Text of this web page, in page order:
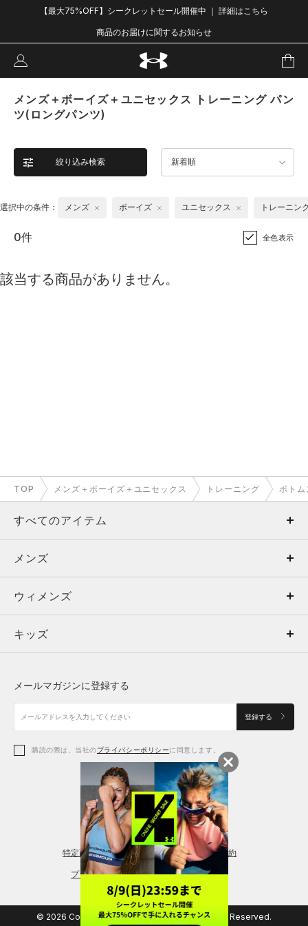
【最大75%OFF】シークレットセール開催中 ｜ 詳細はこちら
商品のお届けに関するお知らせ
メンズ＋ボーイズ＋ユニセックス トレーニング パン
ツ(ロングパンツ)
絞り込み検索 新着順
選択中の条件： メンズ ボーイズ ユニセックス トレーニン
0件 全色表示
該当する商品がありません。
TOP メンズ＋ボーイズ＋ユニセックス トレーニング ボトム
すべてのアイテム
メンズ
ウィメンズ
キッズ
アクセサリー
メンズ
トップス
ボトムス
アクセサリー
ウィメンズ
トップス
シューズ
アクセサリー
レギンス＆タイツ
キッズ
シューズ
メールマガジンに登録する
登録する
購読の際は、当社のプライバシーポリシーに同意します。
特定商取引法に基づく通販の表記 会員規約
プライバシーポリシー
© 2026 Copyright DOME Corporation. All Rights Reserved.